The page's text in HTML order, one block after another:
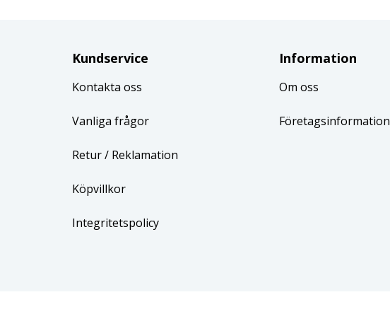
Kundservice
Kontakta oss
Vanliga frågor
Retur/ Reklamation
Köpvillkor
Integritetspolicy
Information
Om oss
Företagsinformation